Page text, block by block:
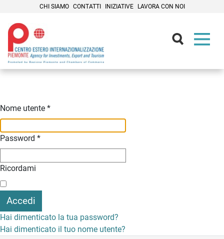
CHI SIAMO CONTATTI INIZIATIVE LAVORA CON NOI
Nome utente *
Password *
Ricordami
Accedi
Hai dimenticato la tua password?
Hai dimenticato il tuo nome utente?